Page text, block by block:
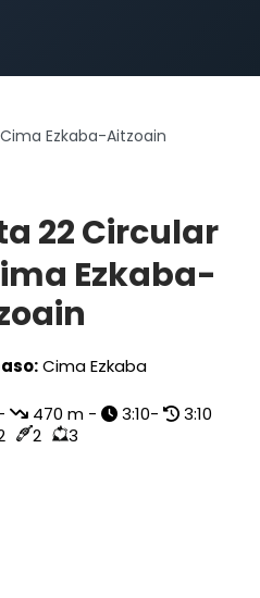
Ezkaba-Aitzoain
22 Circular
Ezkaba-
Cima Ezkaba
470 m - 3:10-
3:10
2 3